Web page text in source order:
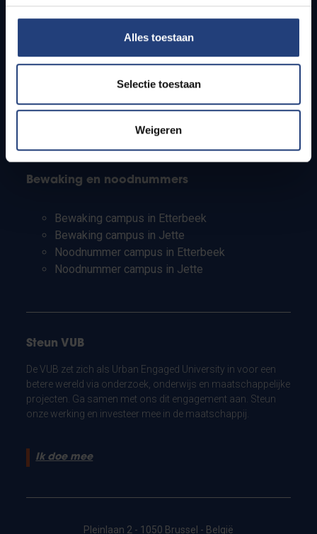
Alles toestaan
Selectie toestaan
Weigeren
Studenten
PhD-studenten
Leerkrachten en secundaire scholen
Bewaking en noodnummers
Bewaking campus in Etterbeek
Bewaking campus in Jette
Noodnummer campus in Etterbeek
Noodnummer campus in Jette
Steun VUB
De VUB zet zich als Urban Engaged University in voor een
betere wereld via onderzoek, onderwijs en maatschappelijke
projecten. Ga samen met ons dit engagement aan. Steun
onze werking en investeer mee in de maatschappij.
Ik doe mee
Pleinlaan 2 - 1050 Brussel - België